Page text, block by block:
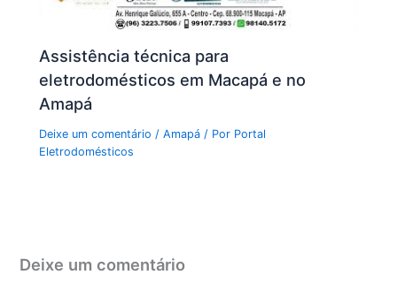
Assistência técnica para
eletrodomésticos em Macapá e no
Amapá
Deixe um comentário /Amapá / Por Portal
Eletrodomésticos
Deixe um comentário